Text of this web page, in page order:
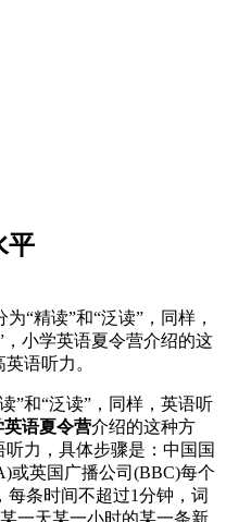
平
“精读”和“泛读”，同样，
，小学英语夏令营介绍的这
语听力。
”和“泛读”，同样，英语听
英语夏令营介绍的这种方
力，具体步骤是：中国国
或英国广播公司(BBC)每个
每条时间不超过1分钟，词
一天某一小时的某一条新